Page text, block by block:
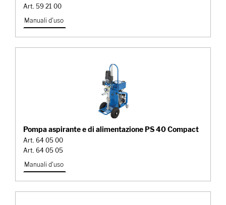
Art. 59 21 00
Manuali d'uso
Pompa aspirante e di alimentazione PS 40 Compact
Art. 64 05 00
Art. 64 05 05
Manuali d'uso